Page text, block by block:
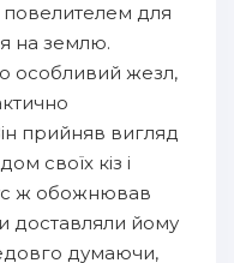
для
на землю.
особливий жезл,
прийняв вигляд
своїх кіз і
ж обожнював
доставляли йому
думаючи,